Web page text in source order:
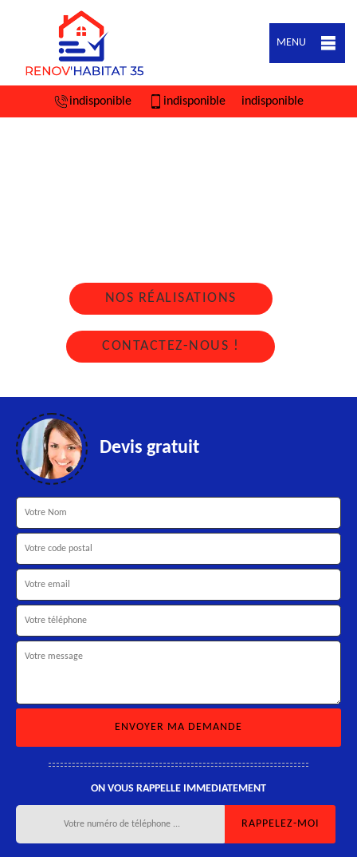
MENU
indisponible indisponible indisponible
NOS RÉALISATIONS
CONTACTEZ-NOUS !
Devis gratuit
ON VOUS RAPPELLE IMMEDIATEMENT